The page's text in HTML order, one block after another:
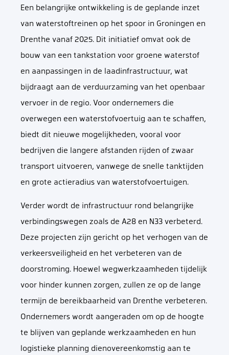
Een belangrijke ontwikkeling is de geplande inzet
van waterstoftreinen op het spoor in Groningen en
Drenthe vanaf 2025. Dit initiatief omvat ook de
bouw van een tankstation voor groene waterstof
en aanpassingen in de laadinfrastructuur, wat
bijdraagt aan de verduurzaming van het openbaar
vervoer in de regio. Voor ondernemers die
overwegen een waterstofvoertuig aan te schaffen,
biedt dit nieuwe mogelijkheden, vooral voor
bedrijven die langere afstanden rijden of zwaar
transport uitvoeren, vanwege de snelle tanktijden
en grote actieradius van waterstofvoertuigen.
Verder wordt de infrastructuur rond belangrijke
verbindingswegen zoals de A28 en N33 verbeterd.
Deze projecten zijn gericht op het verhogen van de
verkeersveiligheid en het verbeteren van de
doorstroming. Hoewel wegwerkzaamheden tijdelijk
voor hinder kunnen zorgen, zullen ze op de lange
termijn de bereikbaarheid van Drenthe verbeteren.
Ondernemers wordt aangeraden om op de hoogte
te blijven van geplande werkzaamheden en hun
logistieke planning dienovereenkomstig aan te